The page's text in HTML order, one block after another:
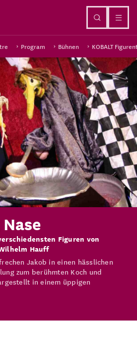
Program Bühnen KOBALT
Figuren von
Hauff
Jakob in einen hässlichen
zum berühmten Koch und
in einem üppigen